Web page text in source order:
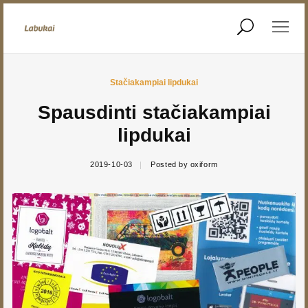
Stačiakampiai lipdukai
Bet kokios formos
lipdukai
Kontaktai
Kontaktai
Stačiakampiai lipdukai
Spausdinti stačiakampiai
lipdukai
2019-10-03 Posted by oxiform